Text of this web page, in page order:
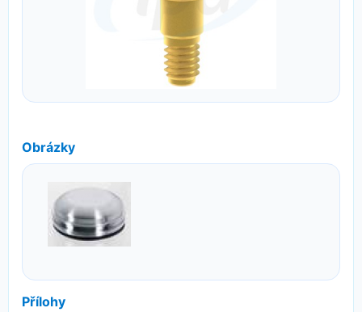
Obrázky
Přílohy